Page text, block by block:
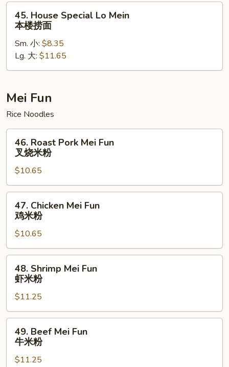
面
House
Special
Lo
Mein
本
捞
45. House Special Lo Mein
本楼捞面
Sm. 小: $8.35
Lg. 大: $11.65
Mei Fun
Rice Noodles
Roast
Pork
Mei
Fun
叉
46. Roast Pork Mei Fun
叉烧米粉
$10.65
Chicken
Mei
Fun
鸡
米
47. Chicken Mei Fun
鸡米粉
$10.65
Shrimp
Mei
Fun
虾
米
48. Shrimp Mei Fun
虾米粉
$11.25
Beef
Mei
Fun
49. Beef Mei Fun
牛米粉
$11.25